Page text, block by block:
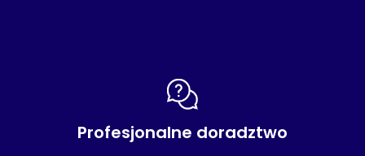
Profesjonalne doradztwo